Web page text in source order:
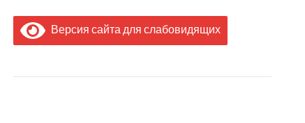
Версия сайта для слабовидящих